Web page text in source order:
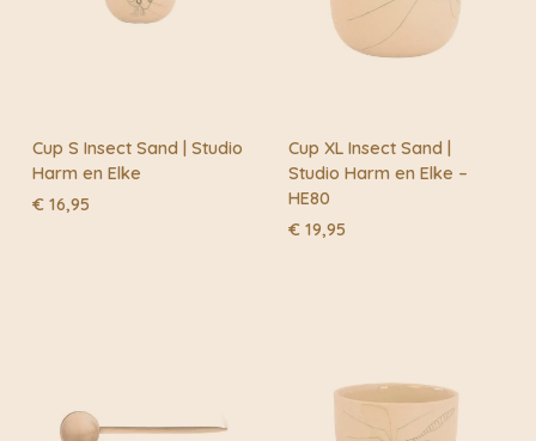
Alle producten zijn handgemaakt en daardoor is elk
Cup S Insect Sand | Studio
Harm en Elke
€ 16,95
Cup XL Insect Sand |
Studio Harm en Elke –
HE80
€ 19,95